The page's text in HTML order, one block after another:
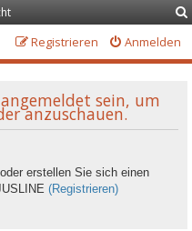
Anmelden
Registrieren
sein, um
anzuschauen.
erstellen Sie sich einen
(Registrieren)